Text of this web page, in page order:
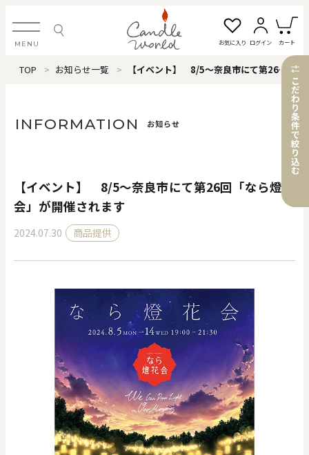
MENU お気に入り ログイン カート
ログイン・新規会員登録
すべてのアイテム
カテゴリから探す
価格で探す
円 ～
クリア OK
色で探す
TOP お知らせ一覧 【イベント】 8/5～奈良市にて第26回「なら燈花会」が開催されます
INFORMATION お知らせ
【イベント】 8/5～奈良市にて第26回「なら燈花
会」が開催されます
2024.07.30 商品提供
こ
だ
わ
り
条
件
で
絞
り
込
む